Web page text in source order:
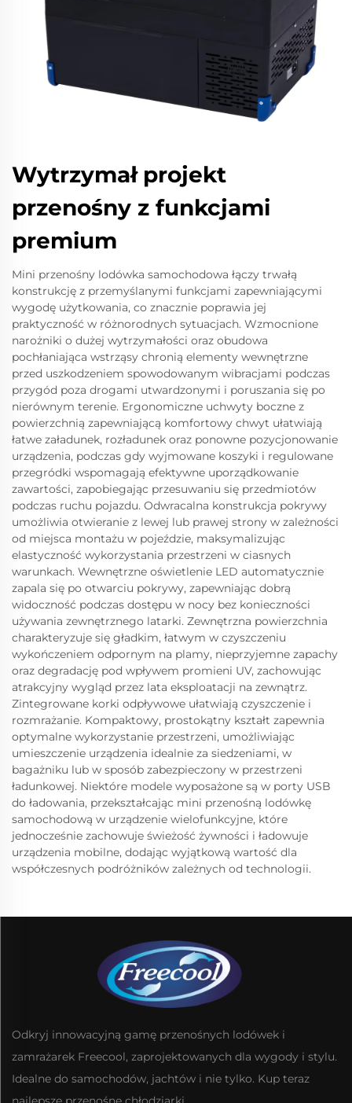
Wytrzymał projekt
przenośny z funkcjami
premium
Mini przenośny lodówka samochodowa łączy trwałą
konstrukcję z przemyślanymi funkcjami zapewniającymi
wygodę użytkowania, co znacznie poprawia jej
praktyczność w różnorodnych sytuacjach. Wzmocnione
narożniki o dużej wytrzymałości oraz obudowa
pochłaniająca wstrząsy chronią elementy wewnętrzne
przed uszkodzeniem spowodowanym wibracjami podczas
przygód poza drogami utwardzonymi i poruszania się po
nierównym terenie. Ergonomiczne uchwyty boczne z
powierzchnią zapewniającą komfortowy chwyt ułatwiają
łatwe załadunek, rozładunek oraz ponowne pozycjonowanie
urządzenia, podczas gdy wyjmowane koszyki i regulowane
przegródki wspomagają efektywne uporządkowanie
zawartości, zapobiegając przesuwaniu się przedmiotów
podczas ruchu pojazdu. Odwracalna konstrukcja pokrywy
umożliwia otwieranie z lewej lub prawej strony w zależności
od miejsca montażu w pojeździe, maksymalizując
elastyczność wykorzystania przestrzeni w ciasnych
warunkach. Wewnętrzne oświetlenie LED automatycznie
zapala się po otwarciu pokrywy, zapewniając dobrą
widoczność podczas dostępu w nocy bez konieczności
używania zewnętrznego latarki. Zewnętrzna powierzchnia
charakteryzuje się gładkim, łatwym w czyszczeniu
wykończeniem odpornym na plamy, nieprzyjemne zapachy
oraz degradację pod wpływem promieni UV, zachowując
atrakcyjny wygląd przez lata eksploatacji na zewnątrz.
Zintegrowane korki odpływowe ułatwiają czyszczenie i
rozmrażanie. Kompaktowy, prostokątny kształt zapewnia
optymalne wykorzystanie przestrzeni, umożliwiając
umieszczenie urządzenia idealnie za siedzeniami, w
bagażniku lub w sposób zabezpieczony w przestrzeni
ładunkowej. Niektóre modele wyposażone są w porty USB
do ładowania, przekształcając mini przenośną lodówkę
samochodową w urządzenie wielofunkcyjne, które
jednocześnie zachowuje świeżość żywności i ładowuje
urządzenia mobilne, dodając wyjątkową wartość dla
współczesnych podróżników zależnych od technologii.
Odkryj innowacyjną gamę przenośnych lodówek i
zamrażarek Freecool, zaprojektowanych dla wygody i stylu.
Idealne do samochodów, jachtów i nie tylko. Kup teraz